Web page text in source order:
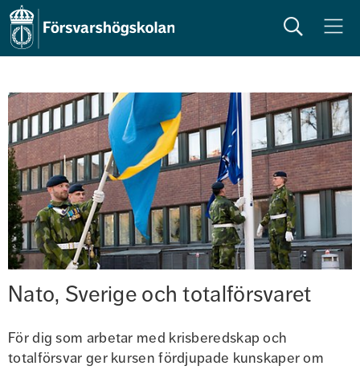
Sök Meny
Nato, Sverige och totalförsvaret
För dig som arbetar med krisberedskap och
totalförsvar ger kursen fördjupade kunskaper om